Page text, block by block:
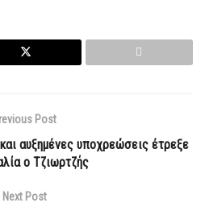
Post
αυξημένες υποχρεώσεις έτρεξε
ο Τζιωρτζής
Next Post